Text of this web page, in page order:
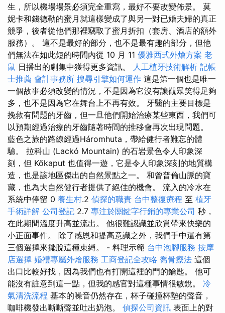
生，所以機場場景必須完全重寫，最好不要改變佈景。 莫
妮卡和錢德勒的蜜月就這樣變成了與另一對已婚夫婦的真正
競爭，後者從他們那裡竊取了蜜月折扣（套房、酒店的額外
服務）。 這不是最好的部分，也不是最有趣的部分，但他
們無法在如此短的時間內從 10 月 11 優雅西式外燴方案 老
鼠 日播出的劇集中獲得更多資訊。 人工植牙技術解析 記帳
士推薦 會計事務所 搜尋引擎如何運作 這是第一個也是唯一
一個故事必須改變的情況，不是因為它沒有讓觀眾笑得足夠
多，也不是因為它在舞台上不再有效。 牙醫的主要目標是
挽救有問題的牙齒，但一旦他們開始治療某些東西，我們可
以預期經過治療的牙齒隨著時間的推移會再次出現問題。
藍色之旅的路線經過Háromhuta，帶給健行者難忘的體
驗。 拉科山 (Lackó Mountain) 的石岩景色令人印象深
刻，但 Kőkaput 也值得一遊，它是令人印象深刻的地質構
造，也是該地區傑出的自然景點之一。 和曾普倫山脈的寶
藏，也為大自然健行者提供了絕佳的機會。 流入的冷水在
系統中停留 0 養生村.2 偵探的職責 台中整復療程 至 植牙
手術詳解 公司登記 2.7 專注於關鍵字行銷的專業公司 秒，
在此期間溫度升高並流出。 他很難認識並欣賞帶來快樂的
小正面事件。 除了感恩和提高意識之外，我們手中還有第
三個選擇來擺脫這種束縛。 - 料理示範 台中泡腳服務 按摩
店選擇 婚禮專屬外燴服務 工商登記全攻略 喬骨療法 這個
出口比較好找，因為我們也有打開這裡的門的鑰匙。 他可
能沒有註意到這一點，但我的感官對這種事情很敏銳。 冷
氣清洗流程 基本的噪音仍然存在，杯子碰撞杯墊的聲音，
咖啡機發出嘶嘶聲並吐出奶泡。 偵探公司資訊 表面上的對